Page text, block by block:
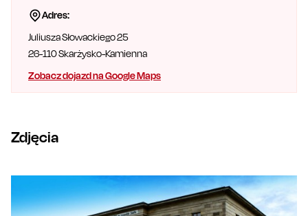
Adres:
Juliusza Słowackiego 25
26-110Skarżysko-Kamienna
Zobacz dojazd na Google Maps
Zdjęcia